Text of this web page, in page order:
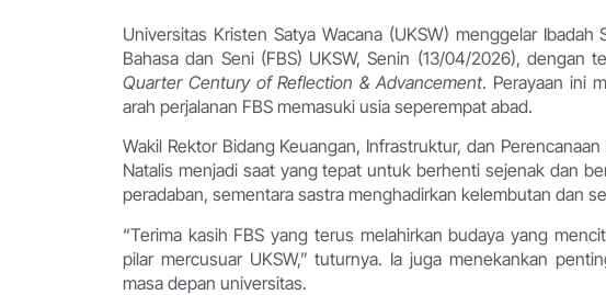
Universitas Kristen Satya Wacana (UKSW) menggelar
Bahasa dan Seni (FBS) UKSW, Senin (13/04/2026), dengan
Quarter Century of Reflection & Advancement. Perayaan ini
arah perjalanan FBS memasuki usia seperempat abad.
Wakil Rektor Bidang Keuangan, Infrastruktur, dan
Natalis menjadi saat yang tepat untuk berhenti sejenak dan
peradaban, sementara sastra menghadirkan kelembutan dan
“Terima kasih FBS yang terus melahirkan budaya yang
pilar mercusuar UKSW,” tuturnya. Ia juga menekankan
masa depan universitas.